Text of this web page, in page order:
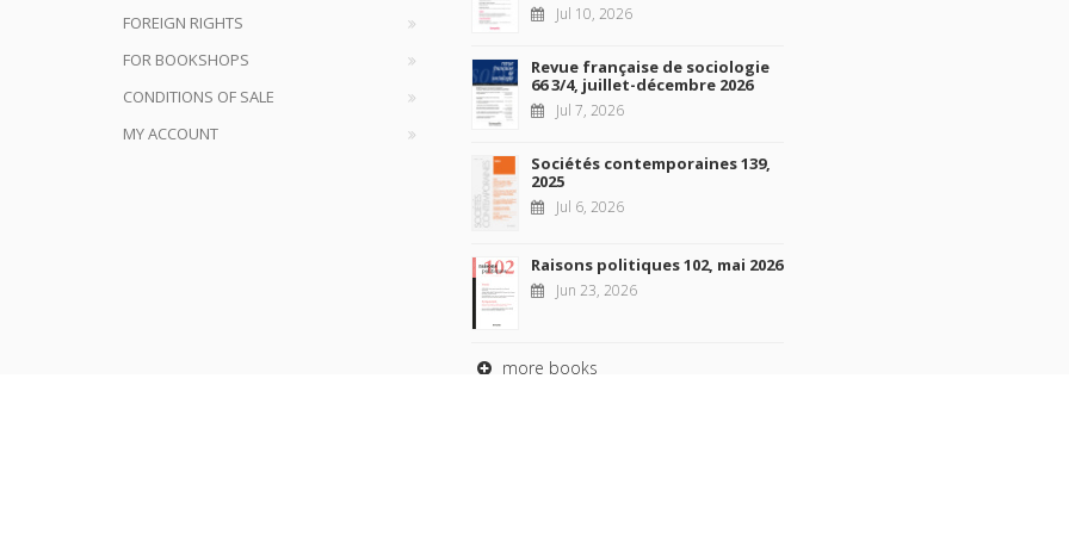
FOREIGN RIGHTS
FOR BOOKSHOPS
CONDITIONS OF SALE
MY ACCOUNT
Jul 10, 2026
Revue française de sociologie
66 3/4, juillet-décembre 2026
Jul 7, 2026
Sociétés contemporaines 139,
2025
Jul 6, 2026
Raisons politiques 102, mai 2026
Jun 23, 2026
more books